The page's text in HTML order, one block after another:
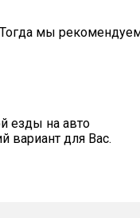
мы
езды на авто
вариант для Вас.